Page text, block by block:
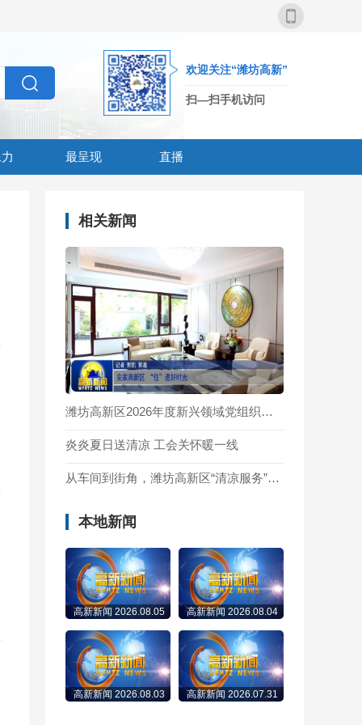
欢迎关注“潍坊高新”
扫—扫手机访问
最呈现 直播
相关新闻
潍坊高新区2026年度新兴领域党组织培训班暨党员进党校集中培训（第一期）举办
炎炎夏日送清凉 工会关怀暖一线
从车间到街角，潍坊高新区“清凉服务”正在派送中→
本地新闻
高新新闻 2026.08.05 高新新闻 2026.08.04
高新新闻 2026.08.03 高新新闻 2026.07.31